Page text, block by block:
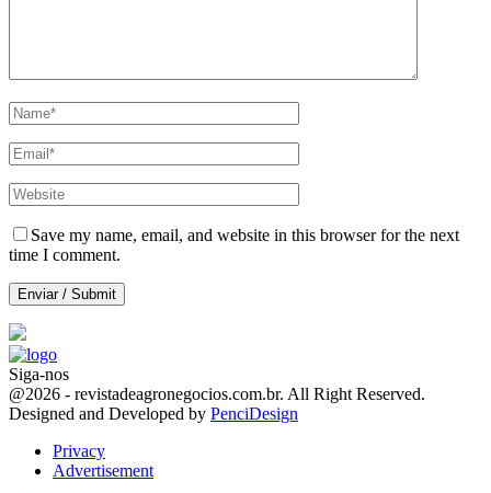
Save my name, email, and website in this browser for the next
time I comment.
Siga-nos
Facebook
Twitter
Instagram
Linkedin
Youtube
Email
@2026 - revistadeagronegocios.com.br. All Right Reserved.
Designed and Developed by PenciDesign
Privacy
Advertisement